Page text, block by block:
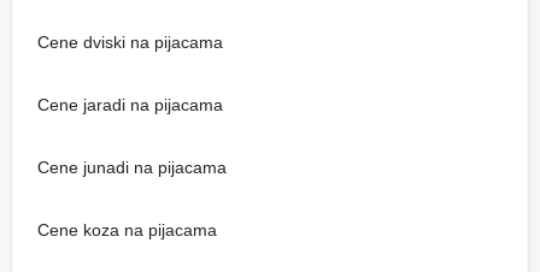
Cene dviski na pijacama
Cene jaradi na pijacama
Cene junadi na pijacama
Cene koza na pijacama